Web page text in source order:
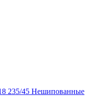
235/45 Нешипованные